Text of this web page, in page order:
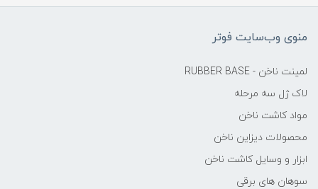
منوی وب‌سایت فوتر
لمینت ناخن - RUBBER BASE
لاک ژل سه مرحله
مواد کاشت ناخن
محصولات دیزاین ناخن
ابزار و وسایل کاشت ناخن
سوهان های برقی